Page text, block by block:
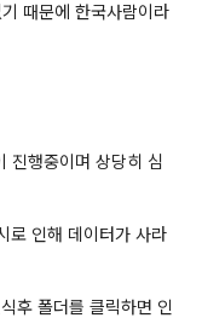
때문에 한국사람이라
진행중이며 상당히 심
로 인해 데이터가 사라
후 폴더를 클릭하면 인